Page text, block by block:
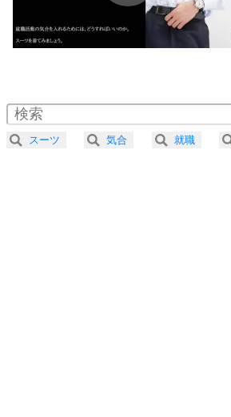
ストレス対策
人生、なんとかなるも
気楽に生きる30の方法
4 器の大きい人は、怒り
2.0倍速 （207KB 52秒）
2.5倍速 （166KB 42秒）
3.0倍速 （139KB 35秒）
スーツ 気合 就職